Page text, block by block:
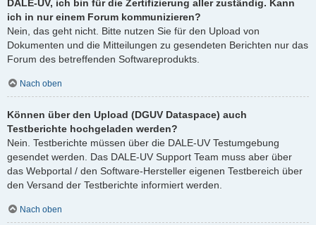
DALE-UV, ich bin für die Zertifizierung aller zuständig. Kann
ich in nur einem Forum kommunizieren?
Nein, das geht nicht. Bitte nutzen Sie für den Upload von
Dokumenten und die Mitteilungen zu gesendeten Berichten nur das
Forum des betreffenden Softwareprodukts.
Nach oben
Können über den Upload (DGUV Dataspace) auch
Testberichte hochgeladen werden?
Nein. Testberichte müssen über die DALE-UV Testumgebung
gesendet werden. Das DALE-UV Support Team muss aber über
das Webportal / den Software-Hersteller eigenen Testbereich über
den Versand der Testberichte informiert werden.
Nach oben